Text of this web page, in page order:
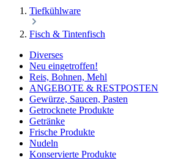
Tiefkühlware
Fisch & Tintenfisch
Diverses
Neu eingetroffen!
Reis, Bohnen, Mehl
ANGEBOTE & RESTPOSTEN
Gewürze, Saucen, Pasten
Getrocknete Produkte
Getränke
Frische Produkte
Nudeln
Konservierte Produkte